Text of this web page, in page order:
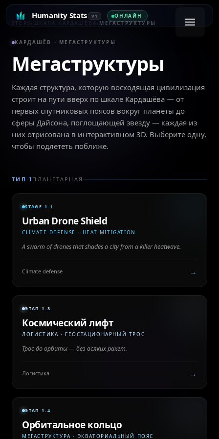
Humanity Stats V1
ОНЛАЙН
STEPS
ШКАЛА КАРДАШЁВА МЕГАСТРУКТУРЫ
КАРДАШЁВ · МЕГАСТРУКТУРЫ
Мегаструктуры
Каждая структура, которую восходящая цивилизация
строит на пути вверх по шкале Кардашёва — от
первых спутниковых поясов вокруг планеты до
сферы Дайсона, поглощающей звезду — каждая из
них отрисована в интерактивном 3D. Выберите одну,
чтобы подлететь поближе.
ТИП I ПЛАНЕТАРНАЯ
STAGE 1.1
Urban Drone Shield
CLIMATE DEFENSE · HEAT MITIGATION
A swarm of drones that shades a city from a killer heatwave.
Climate defense →
ЭТАП 1.3
Космический лифт
ЛОГИСТИКА · ГЕОСТАЦИОНАРНЫЙ ТРОС
Трос до орбиты — без всяких ракет.
Логистика →
ЭТАП 1.4
Орбитальное кольцо
МЕГАСТРУКТУРА · ЭКВАТОРИАЛЬНЫЙ ПОЯС